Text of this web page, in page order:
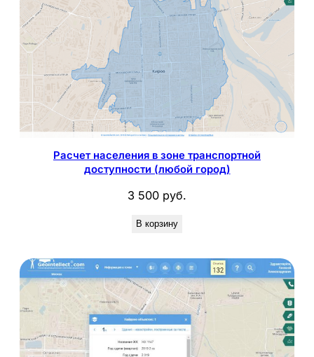
Расчет населения в зоне транспортной
доступности (любой город)
3 500 руб.
В корзину